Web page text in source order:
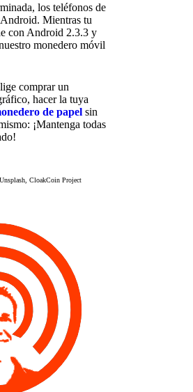
los teléfonos de
Mientras tu
con Android 2.3.3 y
monedero móvil
comprar un
hacer la tuya
de papel sin
¡Mantenga todas
CloakCoin Project